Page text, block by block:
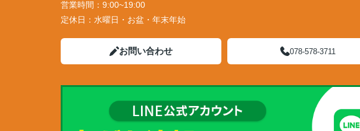
営業時間： 9:00~19:00
定休日： 水曜日・お盆・年末年始
お問い合わせ 078-578-3711